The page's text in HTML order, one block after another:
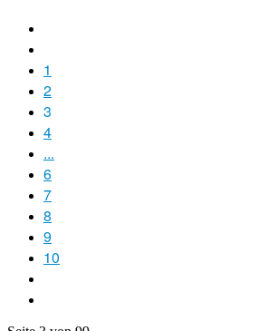
1
2
3
4
...
6
7
8
9
10